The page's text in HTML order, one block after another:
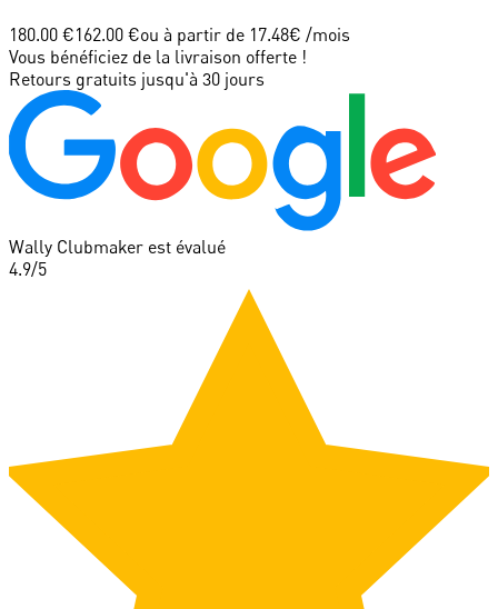
180.00 €162.00 €ou à partir de 17.48€ /mois
Vous bénéficiez de la livraison offerte !
Retours gratuits jusqu'à 30 jours
Wally Clubmaker est évalué
4.9/5